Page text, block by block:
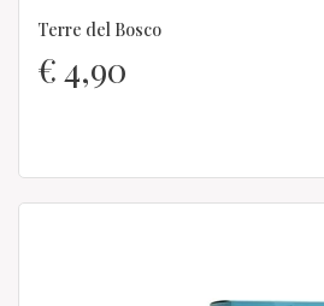
Terre del Bosco
€4,90